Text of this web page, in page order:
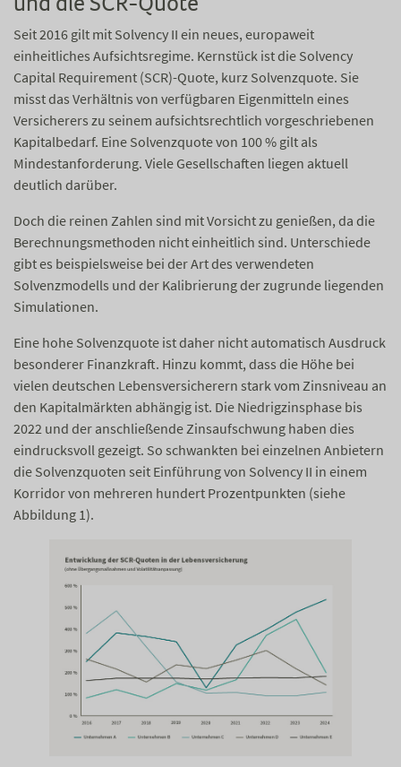
Seit 2016 gilt mit Solvency II ein neues, europaweit
einheitliches Aufsichtsregime. Kernstück ist die Solvency
Capital Requirement (SCR)-Quote, kurz Solvenzquote. Sie
misst das Verhältnis von verfügbaren Eigenmitteln eines
Versicherers zu seinem aufsichtsrechtlich vorgeschriebenen
Kapitalbedarf. Eine Solvenzquote von 100 % gilt als
Mindestanforderung. Viele Gesellschaften liegen aktuell
deutlich darüber.
Doch die reinen Zahlen sind mit Vorsicht zu genießen, da die
Berechnungsmethoden nicht einheitlich sind. Unterschiede
gibt es beispielsweise bei der Art des verwendeten
Solvenzmodells und der Kalibrierung der zugrunde liegenden
Simulationen.
Eine hohe Solvenzquote ist daher nicht automatisch Ausdruck
besonderer Finanzkraft. Hinzu kommt, dass die Höhe bei
vielen deutschen Lebensversicherern stark vom Zinsniveau an
den Kapitalmärkten abhängig ist. Die Niedrigzinsphase bis
2022 und der anschließende Zinsaufschwung haben dies
eindrucksvoll gezeigt. So schwankten bei einzelnen Anbietern
die Solvenzquoten seit Einführung von Solvency II in einem
Korridor von mehreren hundert Prozentpunkten (siehe
Abbildung 1).